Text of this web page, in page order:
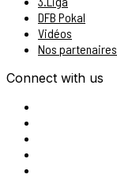
DFB Pokal
Vidéos
Nos partenaires
Connect with us